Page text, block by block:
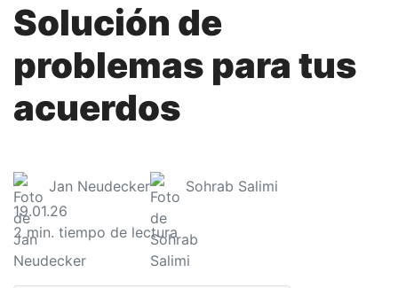
Solución de
problemas para tus
acuerdos
Jan Neudecker
Sohrab Salimi
19.01.26
2min. tiempo de lectura